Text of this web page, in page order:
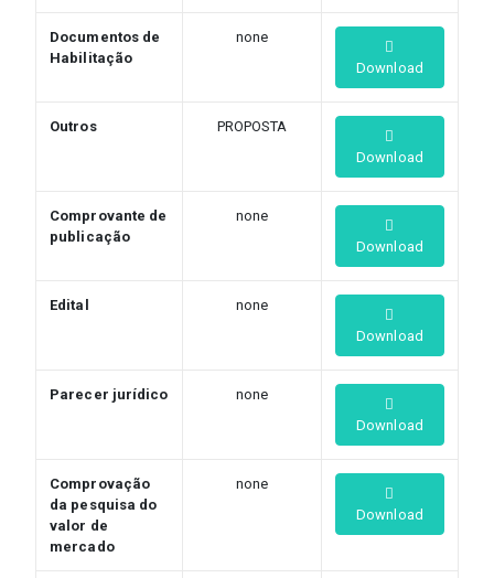
Documentos de
Habilitação
none
Download
Outros
PROPOSTA
Download
Comprovante de
publicação
none
Download
Edital
none
Download
Parecer jurídico
none
Download
Comprovação
da pesquisa do
valor de
mercado
none
Download